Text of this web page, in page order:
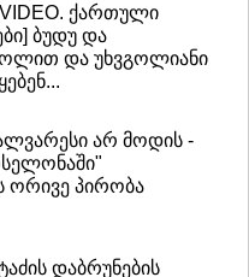
ქართული
ბუდუ და
და უხვგოლიანი
არ მოდის -
ორივე პირობა
დაბრუნების